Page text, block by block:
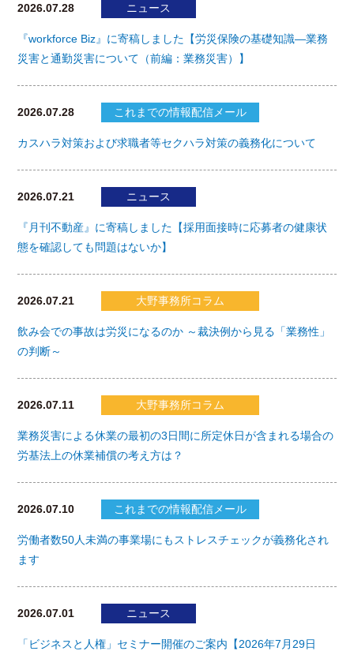
2026.07.28 ニュース
『workforce Biz』に寄稿しました【労災保険の基礎知識―業務
災害と通勤災害について（前編：業務災害）】
2026.07.28 これまでの情報配信メール
カスハラ対策および求職者等セクハラ対策の義務化について
2026.07.21 ニュース
『月刊不動産』に寄稿しました【採用面接時に応募者の健康状
態を確認しても問題はないか】
2026.07.21 大野事務所コラム
飲み会での事故は労災になるのか ～裁決例から見る「業務性」
の判断～
2026.07.11 大野事務所コラム
業務災害による休業の最初の3日間に所定休日が含まれる場合の
労基法上の休業補償の考え方は？
2026.07.10 これまでの情報配信メール
労働者数50人未満の事業場にもストレスチェックが義務化され
ます
2026.07.01 ニュース
「ビジネスと人権」セミナー開催のご案内【2026年7月29日